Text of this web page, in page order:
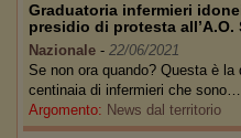
Graduatoria infermieri
presidio di protesta all’A.O.
Nazionale - 22/06/2021
Se non ora quando? Questa è
centinaia di infermieri che sono…
Argomento: News dal territorio